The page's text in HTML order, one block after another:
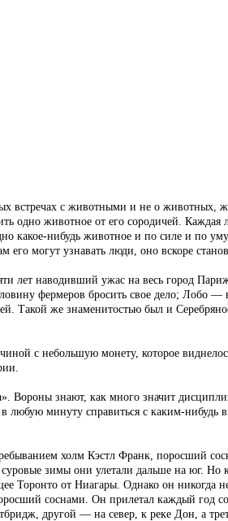
встречах с животными и не о животных,
одно животное от его сородичей.
какое-нибудь животное и по силе и по
могут узнавать люди, оно вскоре
лет наводивший ужас на весь город
фермеров бросить свое дело;
Такой же знаменитостью был и
с небольшую монету, которое
Вороны знают, как много значит
минуту справиться с каким-
холм Кэстл Франк, поросший
суровые зимы они улетали дальше на юг.
Торонто от Ниагары. Однако он никогда
соснами. Он прилетал каждый год
другой — на север, к реке Дон, а